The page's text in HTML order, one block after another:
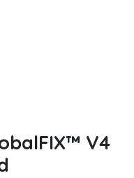
V4